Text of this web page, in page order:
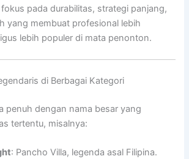
pada durabilitas, strategi panjang,
yang membuat profesional lebih
lebih populer di mata penonton.
di Berbagai Kategori
penuh dengan nama besar yang
tertentu, misalnya:
: Pancho Villa, legenda asal Filipina.